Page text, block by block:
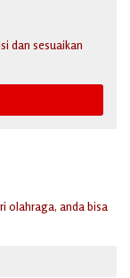
dan sesuaikan
olahraga, anda bisa